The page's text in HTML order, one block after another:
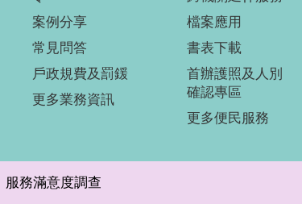
案例分享
常見問答
戶政規費及罰鍰
更多業務資訊
檔案應用
書表下載
首辦護照及人別
確認專區
更多便民服務
服務滿意度調查